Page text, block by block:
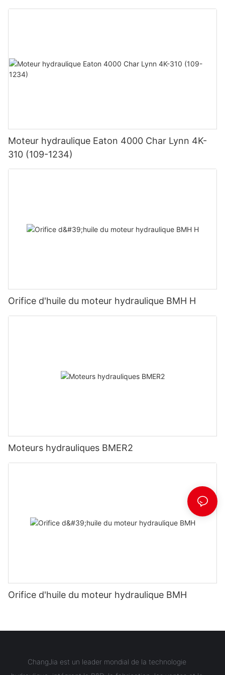
Moteur hydraulique Eaton 4000 Char Lynn 4K-
310 (109-1234)
Orifice d'huile du moteur hydraulique BMH H
Moteurs hydrauliques BMER2
Orifice d'huile du moteur hydraulique BMH
ChangJia est un leader mondial de la technologie